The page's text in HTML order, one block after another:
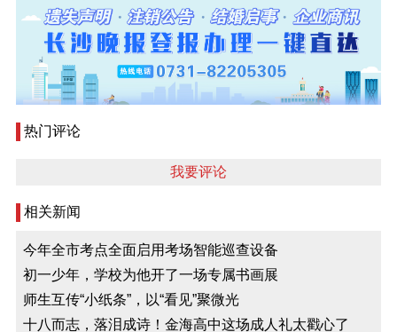
热门评论
我要评论
相关新闻
今年全市考点全面启用考场智能巡查设备
初一少年，学校为他开了一场专属书画展
师生互传“小纸条”，以“看见”聚微光
十八而志，落泪成诗！金海高中这场成人礼太戳心了